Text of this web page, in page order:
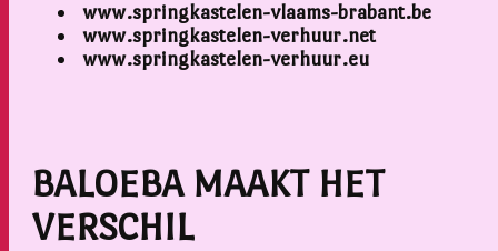
www.springkastelen-vlaams-brabant.be
www.springkastelen-verhuur.net
www.springkastelen-verhuur.eu
BALOEBA MAAKT HET
VERSCHIL